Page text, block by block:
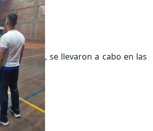
, se llevaron a cabo en las